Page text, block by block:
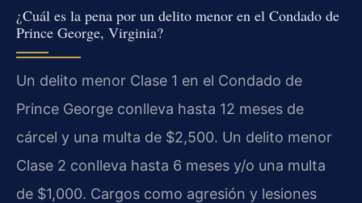
¿Cuál es la pena por un delito menor en el Condado de
Prince George, Virginia?
Un delito menor Clase 1 en el Condado de
Prince George conlleva hasta 12 meses de
cárcel y una multa de $2,500. Un delito menor
Clase 2 conlleva hasta 6 meses y/o una multa
de $1,000. Cargos como agresión y lesiones